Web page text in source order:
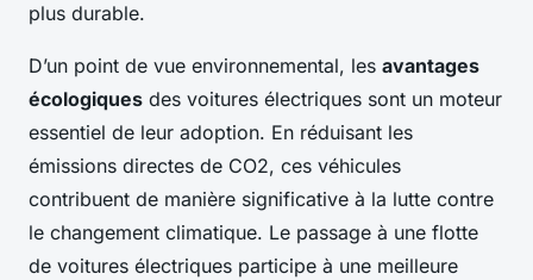
plus durable.
D’un point de vue environnemental, les avantages
écologiques des voitures électriques sont un moteur
essentiel de leur adoption. En réduisant les
émissions directes de CO2, ces véhicules
contribuent de manière significative à la lutte contre
le changement climatique. Le passage à une flotte
de voitures électriques participe à une meilleure